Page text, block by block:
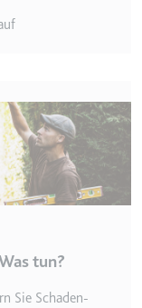
tun?
Sie Schaden­